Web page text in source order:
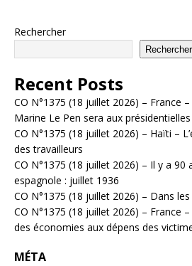
Rechercher
Rechercher
Recent Posts
CO N°1375 (18 juillet 2026) – France
Marine Le Pen sera aux présidentielles
CO N°1375 (18 juillet 2026) – Haïti –
des travailleurs
CO N°1375 (18 juillet 2026) – Il y a 90
espagnole : juillet 1936
CO N°1375 (18 juillet 2026) – Dans
CO N°1375 (18 juillet 2026) – France
des économies aux dépens des
MÉTA